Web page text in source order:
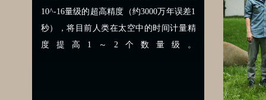
10^-16量级的超高精度（约3000万年误差1
秒），将目前人类在太空中的时间计量精
度提高1～2个数量级。